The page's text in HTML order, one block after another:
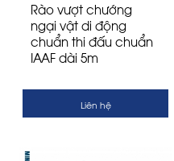
Rào vượt chướng
ngại vật di động
chuẩn thi đấu chuẩn
IAAF dài 5m
Liên hệ